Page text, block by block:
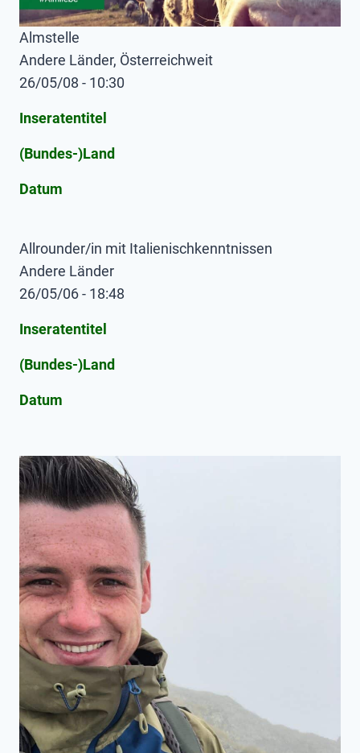
Almstelle
Andere Länder, Österreichweit
26/05/08 - 10:30
Inseratentitel
(Bundes-)Land
Datum
Allrounder/in mit Italienischkenntnissen
Andere Länder
26/05/06 - 18:48
Inseratentitel
(Bundes-)Land
Datum